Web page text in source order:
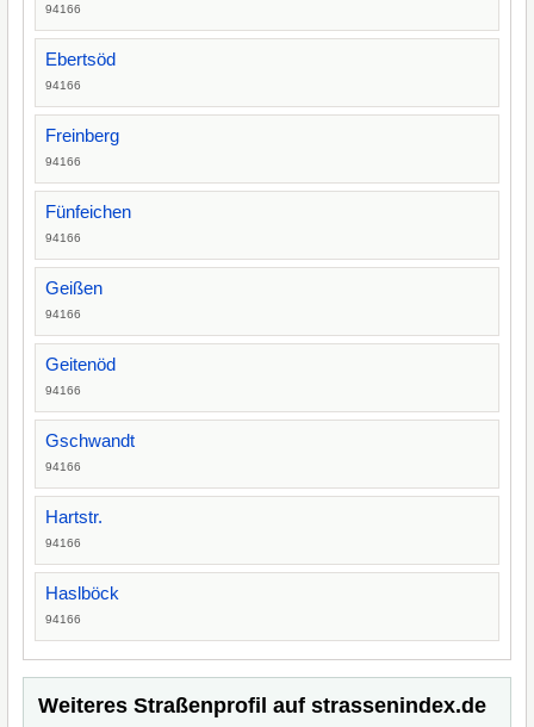
94166
Ebertsöd
94166
Freinberg
94166
Fünfeichen
94166
Geißen
94166
Geitenöd
94166
Gschwandt
94166
Hartstr.
94166
Haslböck
94166
Weiteres Straßenprofil auf strassenindex.de